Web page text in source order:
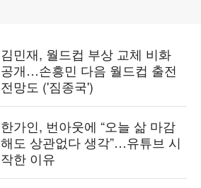
김민재, 월드컵 부상 교체 비화
공개…손흥민 다음 월드컵 출전
전망도 ('짐종국')
한가인, 번아웃에 “오늘 삶 마감
해도 상관없다 생각”…유튜브 시
작한 이유